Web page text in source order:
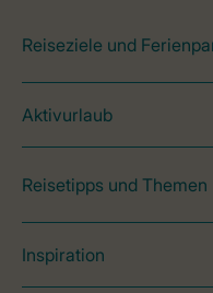
Reiseziele und
Aktivurlaub
Reisetipps und Themen
Inspiration